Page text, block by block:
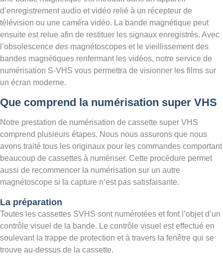
d’enregistrement audio et vidéo relié à un récepteur de
télévision ou une caméra vidéo. La bande magnétique peut
ensuite est relue afin de restituer les signaux enregistrés. Avec
l’obsolescence des magnétoscopes et le vieillissement des
bandes magnétiques renfermant les vidéos, notre service de
numérisation S-VHS vous permettra de visionner les films sur
un écran moderne.
Que comprend la numérisation super VHS
Notre prestation de numérisation de cassette super VHS
comprend plusieurs étapes. Nous nous assurons que nous
avons traité tous les originaux pour les commandes comportant
beaucoup de cassettes à numériser. Cette procédure permet
aussi de recommencer la numérisation sur un autre
magnétoscope si la capture n’est pas satisfaisante.
La préparation
Toutes les cassettes SVHS sont numérotées et font l’objet d’un
contrôle visuel de la bande. Le contrôle visuel est effectué en
soulevant la trappe de protection et à travers la fenêtre qui se
trouve au-dessus de la cassette.